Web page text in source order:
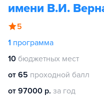
имени В.И.
5
1 программа
10 бюджетных мест
от 65 проходной балл
от 97000 р. за год